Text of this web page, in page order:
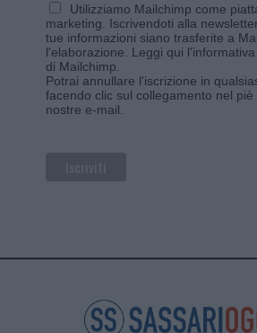
Utilizziamo Mailchimp come
marketing. Iscrivendoti alla
tue informazioni siano trasferite a
l'elaborazione. Leggi qui
di Mailchimp
Potrai annullare l'iscrizione in
facendo clic sul collegamento nel
nostre e-mail.